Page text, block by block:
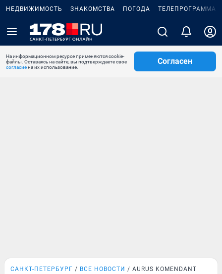
НЕДВИЖИМОСТЬ ЗНАКОМСТВА ПОГОДА ТЕЛЕПРОГРАММА
На информационном ресурсе применяются cookie-
файлы. Оставаясь на сайте, вы подтверждаете свое
согласиена их использование.
Согласен
САНКТ-ПЕТЕРБУРГ ВСЕ НОВОСТИ AURUS KOMENDANT